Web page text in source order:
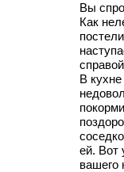
Вы
Как
В
ей. Вот
вашего